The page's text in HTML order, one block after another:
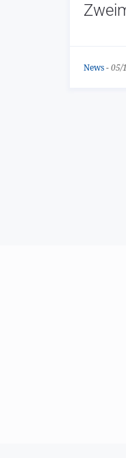
News - 05/